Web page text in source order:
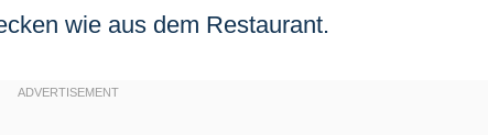
wie aus dem Restaurant.